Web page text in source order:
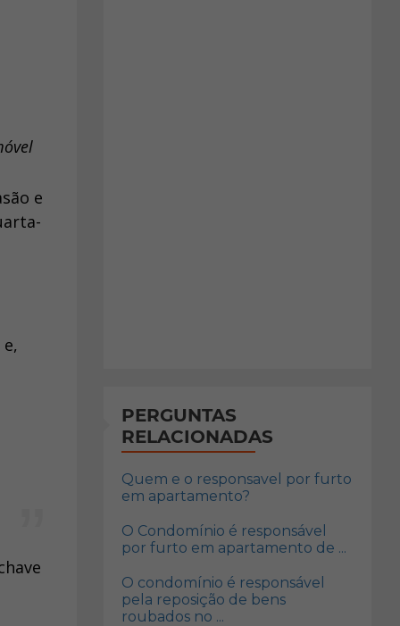
e
PERGUNTAS
RELACIONADAS
Quem e o responsavel por furto
em apartamento?
O Condomínio é responsável
por furto em apartamento de ...
O condomínio é responsável
pela reposição de bens
roubados no ...